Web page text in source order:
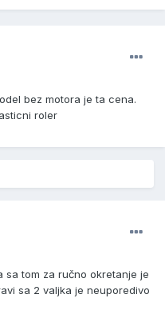
bez motora je ta cena.
roler
sa tom za ručno okretanje je
sa 2 valjka je neuporedivo